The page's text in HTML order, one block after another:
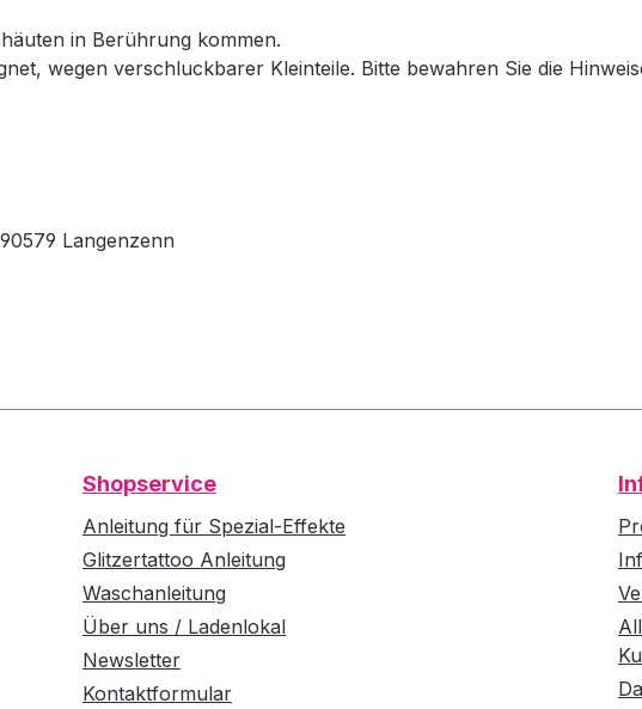
in Berührung kommen.
wegen verschluckbarer Kleinteile. Bitte bewahren Sie die
Langenzenn
Shopservice
Anleitung für Spezial-Effekte
Glitzertattoo Anleitung
Waschanleitung
Über uns / Ladenlokal
Newsletter
Kontaktformular